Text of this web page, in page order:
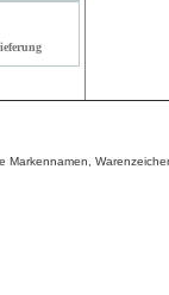
Markennamen,